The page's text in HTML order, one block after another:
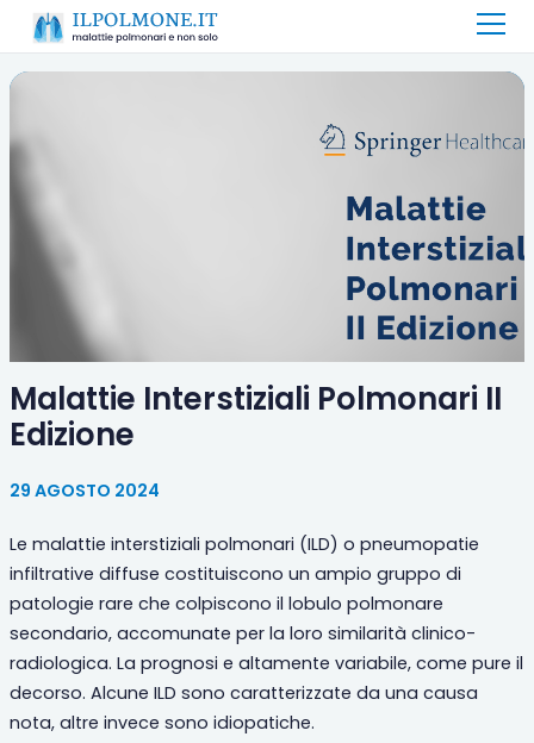
Malattie Interstiziali Polmonari II
Edizione
29 AGOSTO 2024
Le malattie interstiziali polmonari (ILD) o pneumopatie
infiltrative diffuse costituiscono un ampio gruppo di
patologie rare che colpiscono il lobulo polmonare
secondario, accomunate per la loro similarità clinico-
radiologica. La prognosi e altamente variabile, come pure il
decorso. Alcune ILD sono caratterizzate da una causa
nota, altre invece sono idiopatiche.